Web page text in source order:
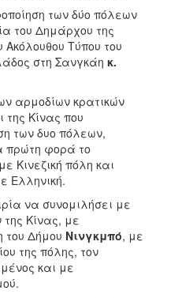
των δύο πόλεων
του Δημάρχου της
Ακόλουθου Τύπου του
στη Σανγκάη κ.
αρμοδίων κρατικών
Κίνας που
των δυο πόλεων,
πρώτη φορά το
Κινεζική πόλη και
Ελληνική.
να συνομιλήσει με
Κίνας, με
του Δήμου Νινγκμπό, με
της πόλης, τον
και με